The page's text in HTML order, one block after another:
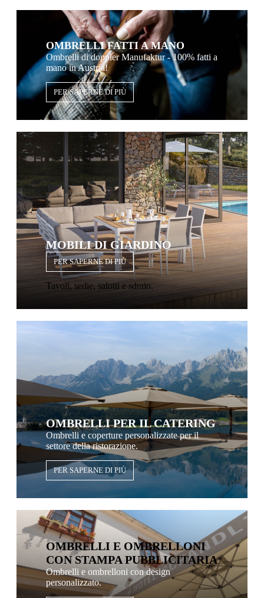
OMBRELLI FATTI A MANO
Ombrelli di doppler Manufaktur - 100% fatti a
mano in Austria!
PER SAPERNE DI PIÙ
MOBILI DI GIARDINO
PER SAPERNE DI PIÙ
Tavoli, sedie, salotti e sdraio.
OMBRELLI PER IL CATERING
Ombrelli e coperture personalizzate per il
settore della ristorazione.
PER SAPERNE DI PIÙ
OMBRELLI E OMBRELLONI
CON STAMPA PUBBLICITARIA
Ombrelli e ombrelloni con design
personalizzato.